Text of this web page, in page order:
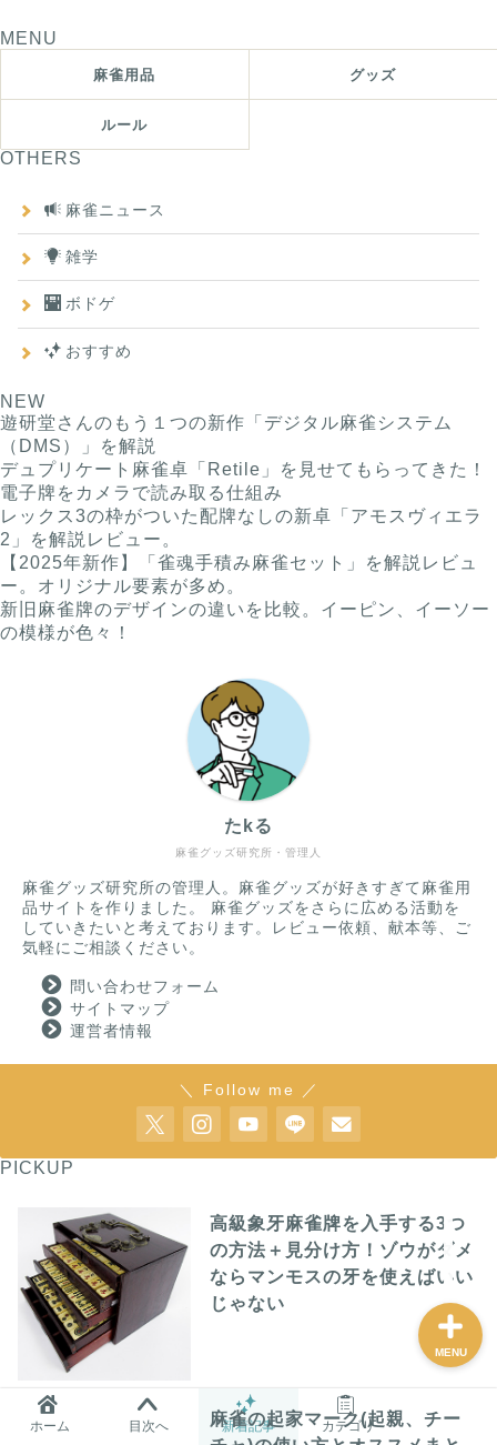
ホーム 目次へ 新着記事 カテゴリ
MENU
問い合わせ
プロフィール
おすすめ
MENU
麻雀用品 グッズ
ルール
OTHERS
麻雀ニュース
雑学
ボドゲ
おすすめ
NEW
遊研堂さんのもう１つの新作「デジタル麻雀システム
（DMS）」を解説
デュプリケート麻雀卓「Retile」を見せてもらってきた！
電子牌をカメラで読み取る仕組み
レックス3の枠がついた配牌なしの新卓「アモスヴィエラ
2」を解説レビュー。
【2025年新作】「雀魂手積み麻雀セット」を解説レビュ
ー。オリジナル要素が多め。
新旧麻雀牌のデザインの違いを比較。イーピン、イーソー
の模様が色々！
麻雀グッズ研究所・管理人
たkる
麻雀グッズ研究所の管理人。麻雀グッズが好きすぎて麻雀用
品サイトを作りました。 麻雀グッズをさらに広める活動を
していきたいと考えております。レビュー依頼、献本等、ご
気軽にご相談ください。
問い合わせフォーム
サイトマップ
運営者情報
＼ Follow me ／
PICKUP
高級象牙麻雀牌を入手する3つ
の方法＋見分け方！ゾウがダメ
ならマンモスの牙を使えばいい
じゃない
麻雀の起家マーク(起親、チー